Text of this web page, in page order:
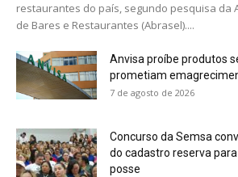
restaurantes do país, segundo pesquisa da
de Bares e Restaurantes (Abrasel)....
Anvisa proíbe produtos
prometiam
7 de agosto de 2026
Concurso da Semsa
do cadastro reserva
posse